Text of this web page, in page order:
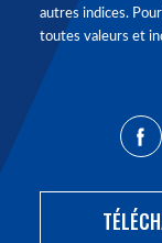
autres indices.
toutes valeurs et